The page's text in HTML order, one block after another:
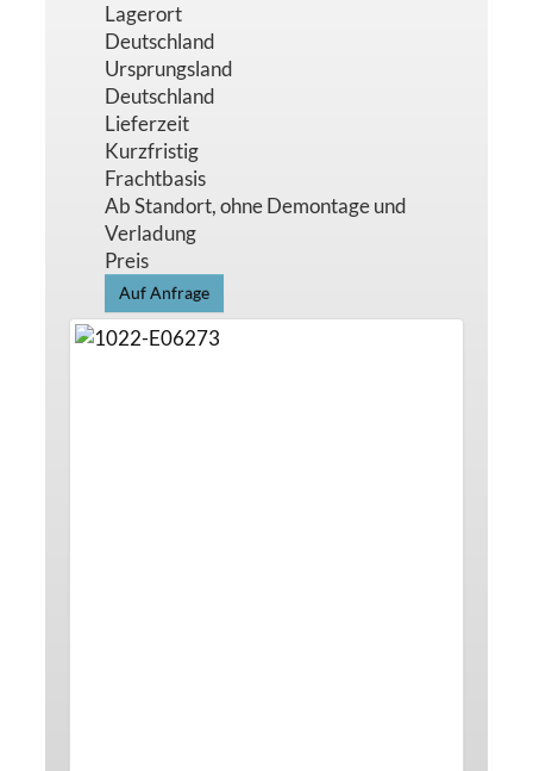
Lagerort
Deutschland
Ursprungsland
Deutschland
Lieferzeit
Kurzfristig
Frachtbasis
Ab Standort, ohne Demontage und
Verladung
Preis
Auf Anfrage